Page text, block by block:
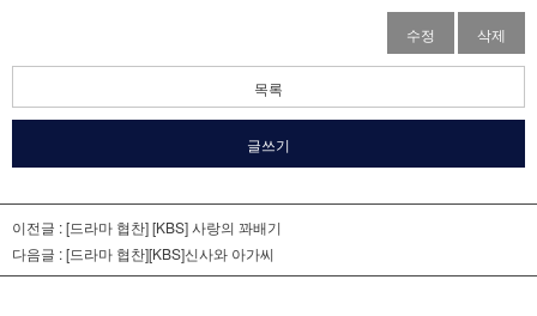
수정 삭제
목록
글쓰기
이전글 :[드라마 협찬] [KBS] 사랑의 꽈배기
다음글 :[드라마 협찬][KBS]신사와 아가씨